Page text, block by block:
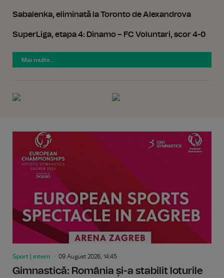
Sabalenka, eliminată la Toronto de Alexandrova
SuperLiga, etapa 4: Dinamo – FC Voluntari, scor 4-0
Mai multe...
Sport | intern 09 August 2026, 14:45
Gimnastică: România și-a stabilit loturile